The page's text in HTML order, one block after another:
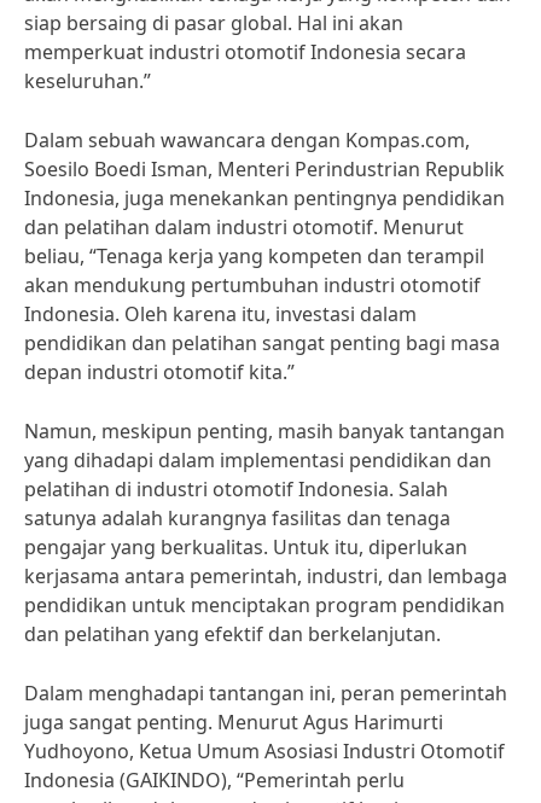
siap bersaing di pasar global. Hal ini akan
memperkuat industri otomotif Indonesia secara
keseluruhan.”
Dalam sebuah wawancara dengan Kompas.com,
Soesilo Boedi Isman, Menteri Perindustrian Republik
Indonesia, juga menekankan pentingnya pendidikan
dan pelatihan dalam industri otomotif. Menurut
beliau, “Tenaga kerja yang kompeten dan terampil
akan mendukung pertumbuhan industri otomotif
Indonesia. Oleh karena itu, investasi dalam
pendidikan dan pelatihan sangat penting bagi masa
depan industri otomotif kita.”
Namun, meskipun penting, masih banyak tantangan
yang dihadapi dalam implementasi pendidikan dan
pelatihan di industri otomotif Indonesia. Salah
satunya adalah kurangnya fasilitas dan tenaga
pengajar yang berkualitas. Untuk itu, diperlukan
kerjasama antara pemerintah, industri, dan lembaga
pendidikan untuk menciptakan program pendidikan
dan pelatihan yang efektif dan berkelanjutan.
Dalam menghadapi tantangan ini, peran pemerintah
juga sangat penting. Menurut Agus Harimurti
Yudhoyono, Ketua Umum Asosiasi Industri Otomotif
Indonesia (GAIKINDO), “Pemerintah perlu